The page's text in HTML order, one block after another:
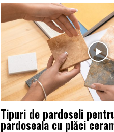
Tipuri de pardoseli
pardoseala cu plăci